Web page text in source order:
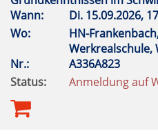
Wann:
Di. 15.09.2026,
Wo:
HN-
Werkrealschule,
Nr.:
A336A823
Status:
Anmeldung auf